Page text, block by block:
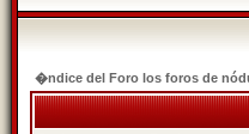
�ndice del Foro los foros de